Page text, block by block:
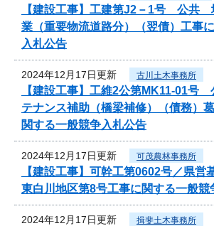
【建設工事】工建第J2－1号 公共
業（重要物流道路分）（翌債）工事
入札公告
2024年12月17日更新 古川土木事務所
【建設工事】工維2公第MK11-01
テナンス補助（橋梁補修）（債務）
関する一般競争入札公告
2024年12月17日更新 可茂農林事務所
【建設工事】可幹工第0602号／県営
東白川地区第8号工事に関する一般競
2024年12月17日更新 揖斐土木事務所